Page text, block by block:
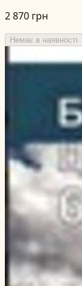
2 870 грн
Немає в наявності